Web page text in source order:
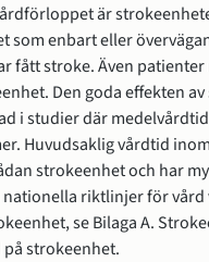
är
som enbart eller
fått stroke. Även patienter
Den goda effekten
i studier där
Huvudsaklig vårdtid
strokeenhet och har
nationella riktlinjer för
se Bilaga A.
på strokeenhet.